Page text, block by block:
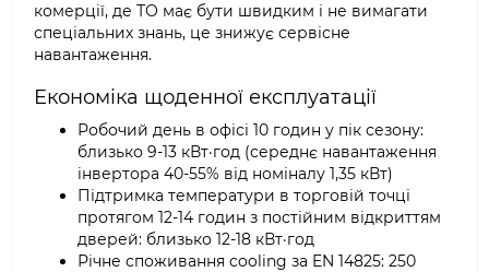
комерції, де ТО має бути швидким і не вимагати
спеціальних знань, це знижує сервісне
навантаження.
Економіка щоденної експлуатації
Робочий день в офісі 10 годин у пік сезону:
близько 9-13 кВт·год (середнє навантаження
інвертора 40-55% від номіналу 1,35 кВт)
Підтримка температури в торговій точці
протягом 12-14 годин з постійним відкриттям
дверей: близько 12-18 кВт·год
Річне споживання cooling за EN 14825: 250